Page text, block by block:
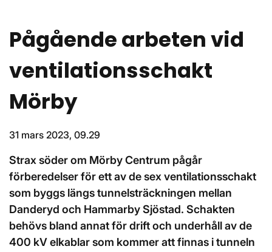
Pågående arbeten vid
ventilationsschakt
Mörby
31 mars 2023, 09.29
Strax söder om Mörby Centrum pågår
förberedelser för ett av de sex ventilationsschakt
som byggs längs tunnelsträckningen mellan
Danderyd och Hammarby Sjöstad. Schakten
behövs bland annat för drift och underhåll av de
400 kV elkablar som kommer att finnas i tunneln